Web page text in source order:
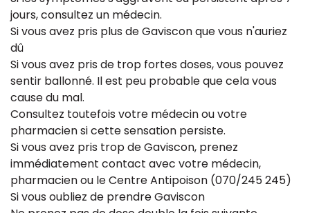
jours, consultez un médecin.
Si vous avez pris plus de Gaviscon que vous n'auriez
dû
Si vous avez pris de trop fortes doses, vous pouvez
sentir ballonné. Il est peu probable que cela vous
cause du mal.
Consultez toutefois votre médecin ou votre
pharmacien si cette sensation persiste.
Si vous avez pris trop de Gaviscon, prenez
immédiatement contact avec votre médecin,
pharmacien ou le Centre Antipoison (070/245 245)
Si vous oubliez de prendre Gaviscon